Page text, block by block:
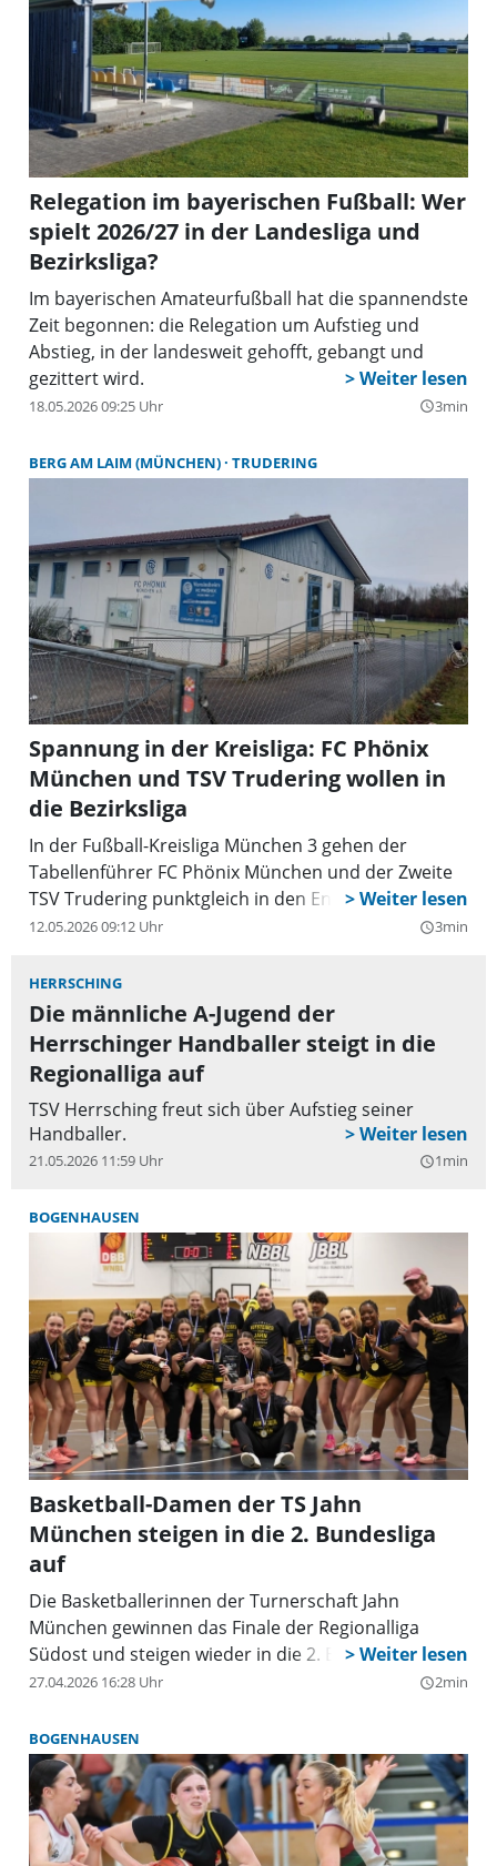
Relegation im bayerischen Fußball: Wer
spielt 2026/27 in der Landesliga und
Bezirksliga?
Im bayerischen Amateurfußball hat die spannendste
Zeit begonnen: die Relegation um Aufstieg und
Abstieg, in der landesweit gehofft, gebangt und
gezittert wird.
18.05.2026 09:25 Uhr query_builder3min
BERG AM LAIM (MÜNCHEN) TRUDERING
Spannung in der Kreisliga: FC Phönix
München und TSV Trudering wollen in
die Bezirksliga
In der Fußball-Kreisliga München 3 gehen der
Tabellenführer FC Phönix München und der Zweite
TSV Trudering punktgleich in den Endspurt.
12.05.2026 09:12 Uhr query_builder3min
HERRSCHING
Die männliche A-Jugend der
Herrschinger Handballer steigt in die
Regionalliga auf
TSV Herrsching freut sich über Aufstieg seiner
Handballer.
21.05.2026 11:59 Uhr query_builder1min
BOGENHAUSEN
Basketball-Damen der TS Jahn
München steigen in die 2. Bundesliga
auf
Die Basketballerinnen der Turnerschaft Jahn
München gewinnen das Finale der Regionalliga
Südost und steigen wieder in die 2. Bundesliga auf.
27.04.2026 16:28 Uhr query_builder2min
BOGENHAUSEN